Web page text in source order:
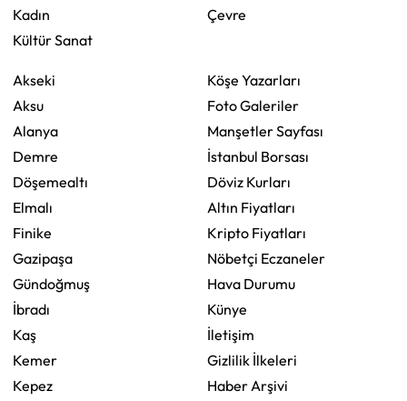
Kadın
Kültür Sanat
Çevre
Akseki
Aksu
Alanya
Demre
Döşemealtı
Elmalı
Finike
Gazipaşa
Gündoğmuş
İbradı
Kaş
Kemer
Kepez
Köşe Yazarları
Foto Galeriler
Manşetler Sayfası
İstanbul Borsası
Döviz Kurları
Altın Fiyatları
Kripto Fiyatları
Nöbetçi Eczaneler
Hava Durumu
Künye
İletişim
Gizlilik İlkeleri
Haber Arşivi